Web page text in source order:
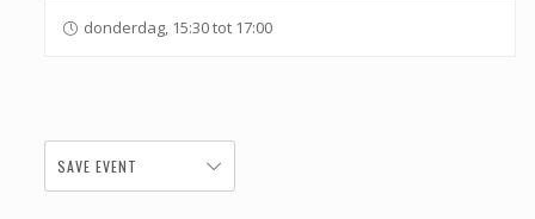
donderdag, 15:30 tot 17:00
SAVE EVENT